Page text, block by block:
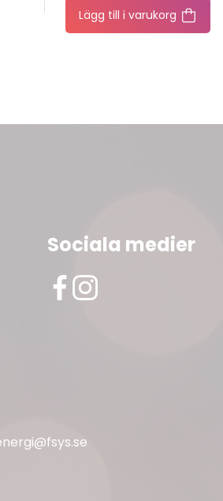
Lägg till i varukorg
Sociala medier